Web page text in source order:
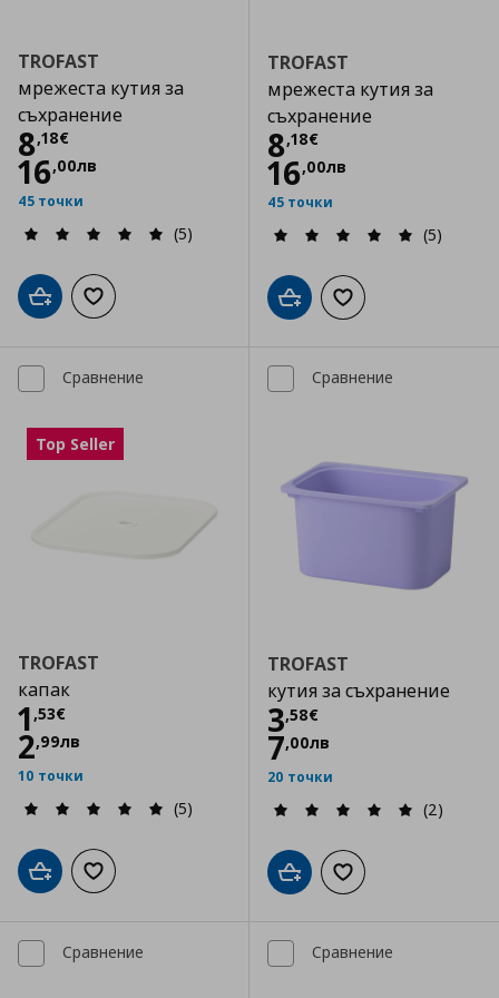
TROFAST
мрежеста кутия за
съхранение
8,18€
Цена
16,00лв
45 точки
(5)
Добави в кошницата
Добави към списъка с любими
TROFAST
мрежеста кутия за
съхранение
8,18€
Цена
16,00лв
45 точки
(5)
Добави в кошницата
Добави към
Сравнение
Top Seller
TROFAST
капак
1 ,53€
Цена
2,99лв
10 точки
(5)
Добави в кошницата
Добави към списъка с любими
Сравнение
TROFAST
кутия за съхранение
3,58€
Цена
7,00лв
20 точки
(2)
Добави в кошницата
Добави към
Сравнение Сравнение